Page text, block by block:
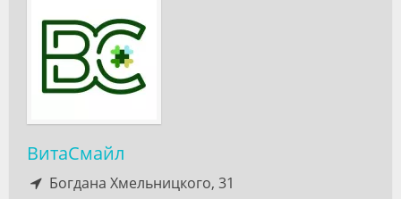
ВитаСмайл
Богдана Хмельницкого, 31